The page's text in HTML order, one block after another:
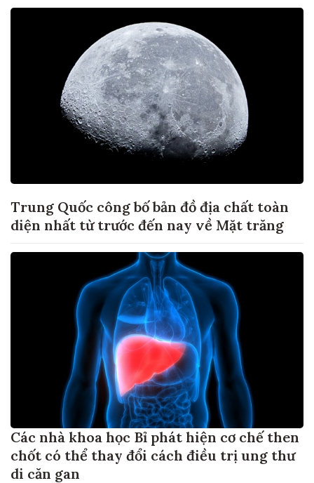
Trung Quốc công bố bản đồ địa chất toàn
diện nhất từ trước đến nay về Mặt trăng
Các nhà khoa học Bỉ phát hiện cơ chế then
chốt có thể thay đổi cách điều trị ung thư
di căn gan